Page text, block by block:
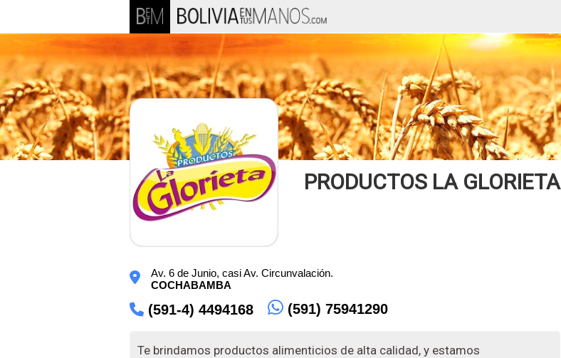
PRODUCTOS LA GLORIETA
Av. 6 de Junio, casi Av. Circunvalación.
COCHABAMBA
(591-4) 4494168 (591) 75941290
Te brindamos productos alimenticios de alta calidad, y estamos